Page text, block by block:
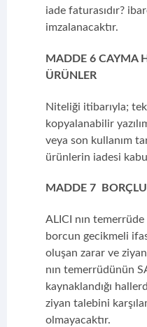
iade faturasıdır?
imzalanacaktır.
MADDE 6 CAYMA
ÜRÜNLER
Niteliği itibarıyla;
kopyalanabilir
veya son kullanım
ürünlerin iadesi
MADDE 7
ALICI nın
borcun gecikmeli
oluşan zarar ve
nın temerrüdünün
kaynaklandığı
ziyan talebini
olmayacaktır.